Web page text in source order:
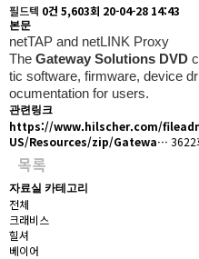
필드텍 0건 5,603회 20-04-28 14:43
본문
netTAP and netLINK Proxy
The Gateway Solutions DVD
tic software, firmware, device
ocumentation for users.
관련링크
https://www.hilscher.com/
US/Resources/zip/Gatewa… 3622
목록
자료실 카테고리
전체
크래비스
힐셔
베이어